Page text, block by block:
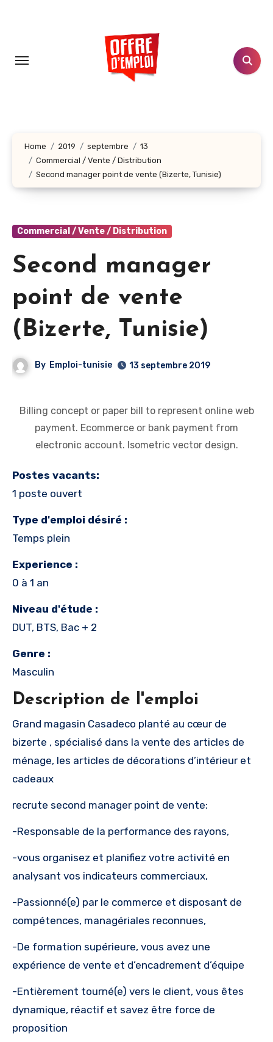
principal
Home 2019 septembre
13
Commercial / Vente / Distribution
Second manager point de vente (Bizerte, Tunisie)
Commercial / Vente / Distribution
Second manager
point de vente
(Bizerte, Tunisie)
By Emploi-tunisie 13 septembre 2019
Billing concept or paper bill to represent online web
payment. Ecommerce or bank payment from
electronic account. Isometric vector design.
Postes vacants:
1 poste ouvert
Type d'emploi désiré :
Temps plein
Experience :
0 à 1 an
Niveau d'étude :
DUT, BTS, Bac + 2
Genre :
Masculin
Description de l'emploi
Grand magasin Casadeco planté au cœur de
bizerte , spécialisé dans la vente des articles de
ménage, les articles de décorations d’intérieur et
cadeaux
recrute second manager point de vente:
-Responsable de la performance des rayons,
-vous organisez et planifiez votre activité en
analysant vos indicateurs commerciaux,
-Passionné(e) par le commerce et disposant de
compétences, managériales reconnues,
-De formation supérieure, vous avez une
expérience de vente et d’encadrement d’équipe
-Entièrement tourné(e) vers le client, vous êtes
dynamique, réactif et savez être force de
proposition